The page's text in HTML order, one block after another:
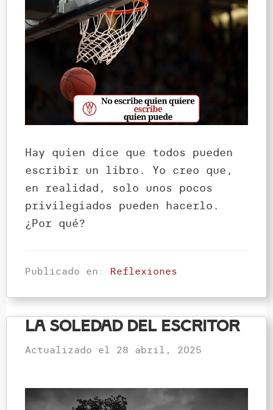
Hay quien dice que todos pueden
escribir un libro. Yo creo que,
en realidad, solo unos pocos
privilegiados pueden hacerlo.
¿Por qué?
Publicado en: Reflexiones
La soledad del escritor
Actualizado el 28 abril, 2025